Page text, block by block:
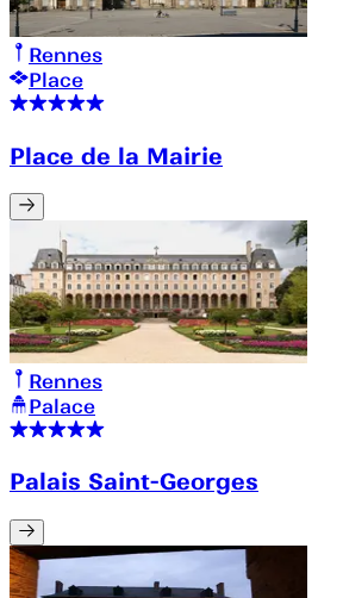
Rennes
Place
Place de la Mairie
Rennes
Palace
Palais Saint-Georges